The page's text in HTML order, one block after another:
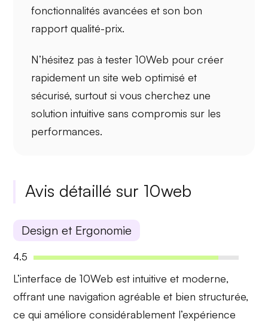
fonctionnalités avancées et son bon
rapport qualité-prix.
N’hésitez pas à tester 10Web pour créer
rapidement un site web optimisé et
sécurisé, surtout si vous cherchez une
solution intuitive sans compromis sur les
performances.
Avis détaillé sur 10web
Design et Ergonomie
4.5
L’interface de 10Web estintuitive et moderne,
offrant une navigation agréable et bien structurée,
ce qui améliore considérablement l’expérience